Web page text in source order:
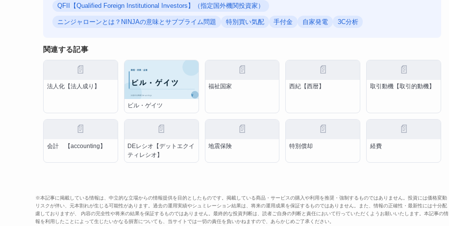
QFII【Qualified Foreign Institutional Investors】（指定国外機関投資家）
ニンジャローンとは？NINJAの意味とサブプライム問題 特別買い気配 手付金 自家発電 3C分析
関連する記事
📄
法人化【法人成り】
ビル・ゲイツ
📄
福祉国家
📄
西紀【西暦】
📄
取引動機【取引的動機】
📄
会計 【accounting】
📄
DEレシオ【デットエクイ
ティレシオ】
📄
地震保険
📄
特別償却
📄
経費
※本記事に掲載している情報は、中立的な立場からの情報提供を目的としたものです。掲載している商品・サービスの購入や利用を推奨・強制するものではありません。投資には価格変動
リスクが伴い、元本割れが生じる可能性があります。過去の運用実績やシュミレーション結果は、将来の運用成果を保証するものではありません。また、情報の正確性・最新性には十分配
慮しておりますが、 内容の完全性や将来の結果を保証するものではありません。最終的な投資判断は、読者ご自身の判断と責任において行っていただくようお願いいたします。本記事の情
報を利用したことによって生じたいかなる損害についても、当サイトでは一切の責任を負いかねますので、あらかじめご了承ください。